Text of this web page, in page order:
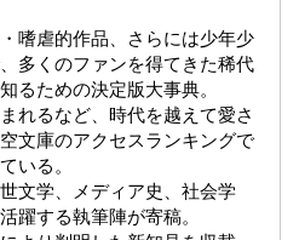
嗜虐的作品、さらには少年少
多くのファンを得てきた稀代
るための決定版大事典。
れるなど、時代を越えて愛さ
文庫のアクセスランキングで
いる。
文学、メディア史、社会学
躍する執筆陣が寄稿。